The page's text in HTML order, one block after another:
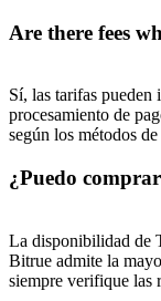
Are there fees
Sí, las tarifas
procesamiento de
según los métodos
¿Puedo
La disponibilidad de
Bitrue admite la
siempre verifique las